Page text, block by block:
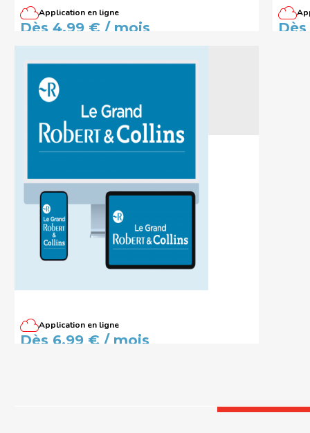
Application en ligne
Dictionnaire Le Petit Robert de la
abonnés
Dès 4,99 € / mois
Application en ligne
Dictionnaire Le Grand Robert &
Dès 6,99 € / mois